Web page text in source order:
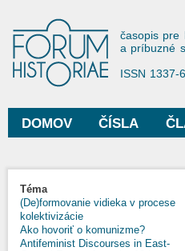
Forum
časopis pre
a príbuzné
ISSN 1337-
Hlavné menu
DOMOV ČÍSLA
Téma
(De)formovanie vidieka v procese
kolektivizácie
Ako hovoriť o komunizme?
Antifeminist Discourses in East-